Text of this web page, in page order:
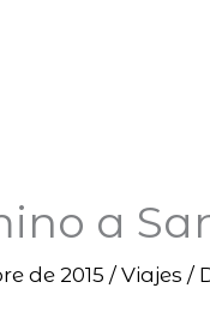
a
de 2015/Viajes /